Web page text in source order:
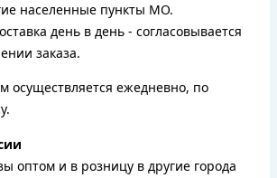
населенные пункты МО.
день в день - согласовывается
заказа.
осуществляется ежедневно, по
оптом и в розницу в другие города